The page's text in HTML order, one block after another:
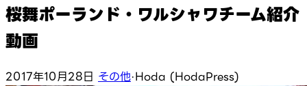
桜舞ポーランド・ワルシャワチーム紹介
動画
2017年10月28日 その他·Hoda (HodaPress)